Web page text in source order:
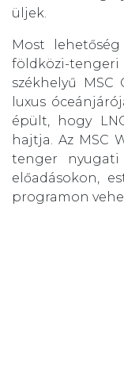
üljek.
Most
földközi-
székhelyű MSC
luxus
épült, hogy
hajtja. Az MSC
tenger
előadásokon,
programon